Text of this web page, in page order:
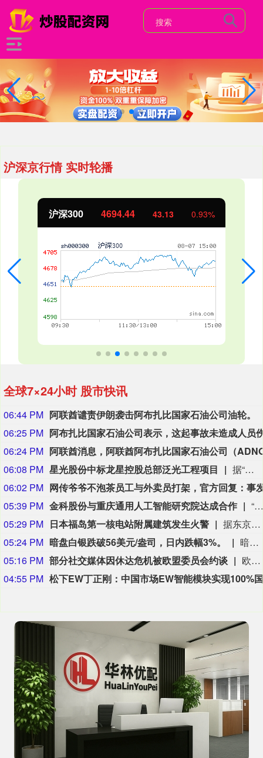
沪深京行情 实时轮播
沪深300 4694.44 43.13 0.93%
全球7×24小时 股市快讯
06:44 PM 阿联酋谴责伊朗袭击阿布扎比国家石油公司油轮。
06:25 PM
06:24 PM
06:08 PM 星光股份中标龙星控股总部泛光工程项目
据“星光股份”公众号消息，近日，星光股份成功中标龙星控股总部泛光工程项目。
06:02 PM
05:39 PM 金科股份与重庆通用人工智能研究院达成合作
“金科股份”公众号消息，2026年8月，金科地产集团股份有限公司（简称“金科股份”）与重庆通用人工智能研究院在重庆正式签署全方位合作协议。双方将依托通用人工智能前沿技术，落地不动产全场景智慧解决方案，合力打造重庆“人工智能+不动产”产业标杆项目。
05:29 PM 日本福岛第一核电站附属建筑发生火警
据东京电力公司消息，当地时间8日15时35分左右，日本福岛第一核电站5号、6号机组服务建筑3、4层的火灾报警器发生启动。东京电力公司于当天16时01分向双叶消防本部报警。随后，消防部门赶赴现场确认，但未发现明火或冒烟。事件对核电站厂区设备没有造成影响，监测点以及厂区边界的尘埃监测仪等所测得的放射线量也未发现异常。（央视新闻）
05:24 PM 暗盘白银跌破56美元/盎司，日内跌幅3%。
暗盘白银跌破56美元/盎司，日内跌幅3%。
05:16 PM 部分社交媒体因休达危机被欧盟委员会约谈
欧盟委员会负责技术主权等事务的执行副主席汉娜·维尔库宁7日在社交媒体上表示，欧盟委员会当天就西班牙飞地休达局势约谈短视频平台TikTok和美国元公司（Meta），要求平台在危机期间加强内容监测并采取果断措施。 维尔库宁在社交媒体平台X上说，在危机情况下，社交媒体平台必须果断采取行动，维护数字空间完整性。她表示，平台应加强对相关内容的监测，并强化与事实核查机构的合作。 休达位于非洲西北部、直布罗陀海峡附近的地中海沿岸，与摩洛哥接壤。日前，大批非法移民从摩洛哥方向进入休达，引发近年来西班牙最严重的边境移民危机。 据德新社等媒体报道，一些进入休达的非法移民表示，他们此前从社交媒体获悉所谓“边境开放”“休达将提供住宿”以及“进入休达后可继续前往西班牙本土”等信息。 休达危机也引发了欧盟内部围绕外部边境管控和移民政策的新一轮争议。维尔库宁表示，欧盟委员会将于10日继续跟进相关情况。(新华社)
04:55 PM